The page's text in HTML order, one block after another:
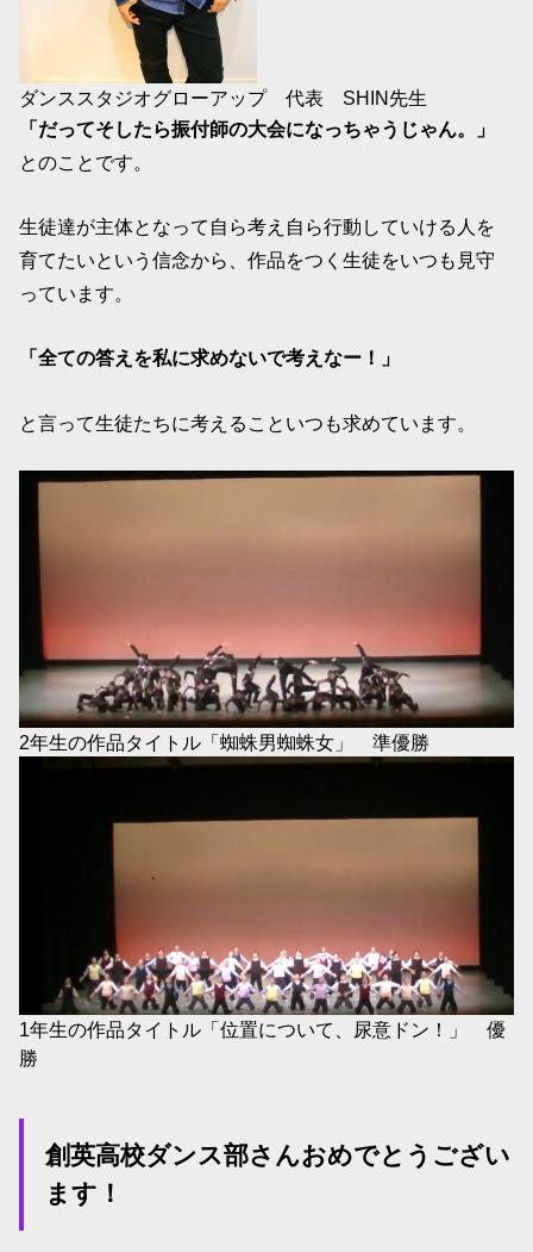
ダンススタジオグローアップ 代表 SHIN先生
「だってそしたら振付師の大会になっちゃうじゃん。」
とのことです。
生徒達が主体となって自ら考え自ら行動していける人を
育てたいという信念から、作品をつく生徒をいつも見守
っています。
「全ての答えを私に求めないで考えなー！」
と言って生徒たちに考えることいつも求めています。
2年生の作品タイトル「蜘蛛男蜘蛛女」 準優勝
1年生の作品タイトル「位置について、尿意ドン！」 優
勝
創英高校ダンス部さんおめでとうござい
ます！